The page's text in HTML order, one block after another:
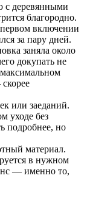
с деревянными
благородно.
включении
за пару дней.
заняла около
докупать не
или заеданий.
уходе без
подробнее, но
материал.
в нужном
— именно то,